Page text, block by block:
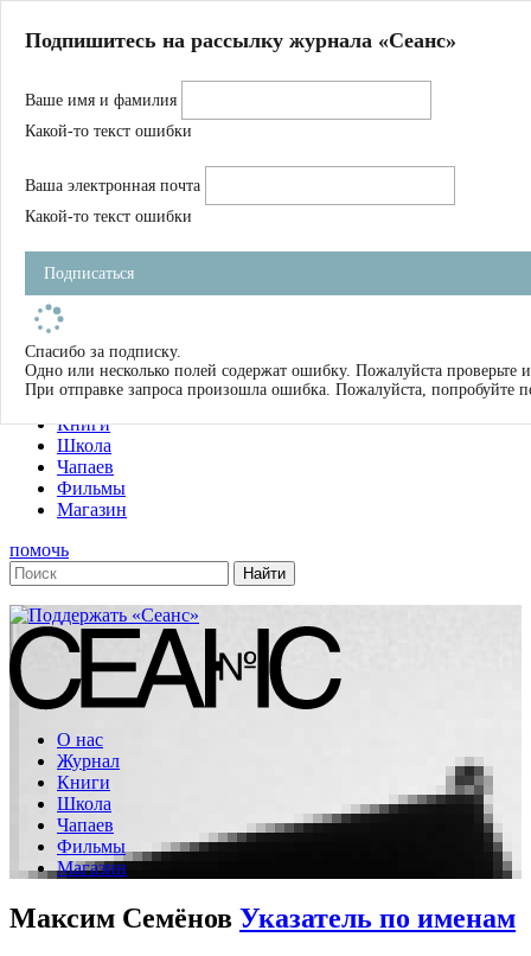
Магазин
Журнал
Школа
Устав
Фильмы
Имена
Тэги
О нас
Журнал
Книги
Школа
Чапаев
Фильмы
Магазин
помочь
О нас
Журнал
Книги
Школа
Чапаев
Фильмы
Магазин
Максим Семёнов Указатель по именам
Подпишитесь на рассылку журнала «Сеанс»
Ваше имя и фамилия
Какой-то текст ошибки
Ваша электронная почта
Какой-то текст ошибки
Подписаться
Спасибо за подписку.
Одно или несколько полей содержат ошибку. Пожалуйста проверьте
При отправке запроса произошла ошибка. Пожалуйста, попробуйте